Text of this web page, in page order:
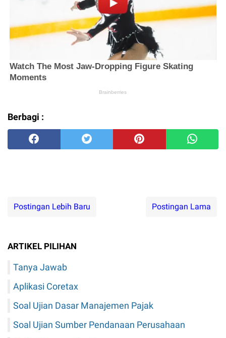
Berbagi :
Postingan Lebih Baru Postingan Lama
ARTIKEL PILIHAN
Tanya Jawab
Aplikasi Coretax
Soal Ujian Dasar Manajemen Pajak
Soal Ujian Sumber Pendanaan Perusahaan